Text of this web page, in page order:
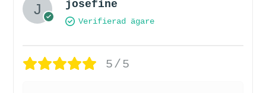
josefine
Verifierad ägare
5/5